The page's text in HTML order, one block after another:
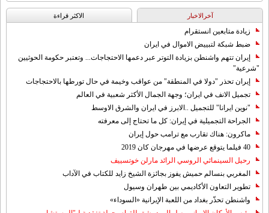
آخرالاخبار الاکثر قراءة
زيادة متابعين انستقرام
ضبط شبكة لتبييض الاموال في ايران
إيران تتهم واشنطن بزيادة التوتر عبر دعمها الاحتجاجات... وتعتبر حكومة الحوثيين
"شرعية"
إيران تحذر "دولا في المنطقة" من عواقب وخيمة في حال تورطها بالاحتجاجات
تجميل الانف في ايران؛ وجهة الجمال الأكثر شعبية في العالم
"نوين ايرانا" للتجميل ..الابرز في ايران والشرق الاوسط
الجراحة التجميلية في إيران: كل ما تحتاج إلى معرفته
ماكرون: هناك تقارب مع ترامب حول إيران
40 فيلما يتوقع عرضها في مهرجان كان 2019
رحيل السينمائي الروسي الرائد مارلن خوتسييف
المغربي بنسالم حميش يفوز بجائزة الشيخ زايد للكتاب في الآداب
تطوير التعاون الأكاديمي بين طهران وسيول
واشنطن تحذّر بغداد من اللعبة الإيرانية «السوداء»